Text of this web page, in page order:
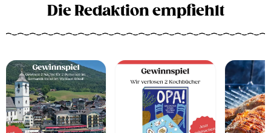
Die Redaktion empfiehlt